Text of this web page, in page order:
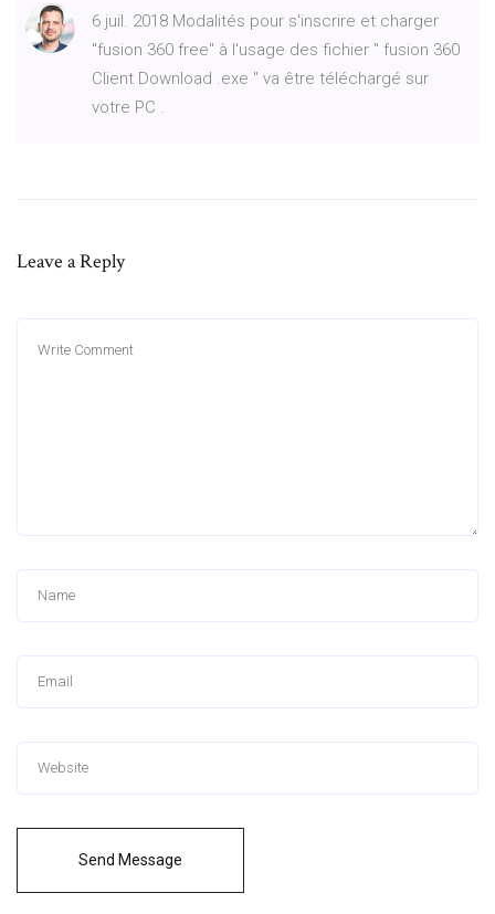
6 juil. 2018 Modalités pour s'inscrire et charger
"fusion 360 free" à l'usage des fichier " fusion 360
Client Download .exe " va être téléchargé sur
votre PC .
Leave a Reply
Send Message